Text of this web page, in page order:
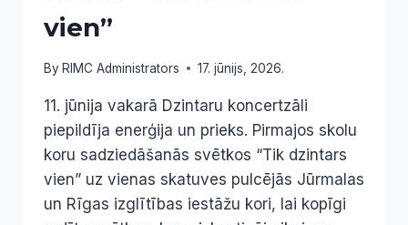
vien”
By RIMC Administrators 17. jūnijs, 2026.
11. jūnija vakarā Dzintaru koncertzāli
piepildīja enerģija un prieks. Pirmajos skolu
koru sadziedāšanās svētkos “Tik dzintars
vien” uz vienas skatuves pulcējās Jūrmalas
un Rīgas izglītības iestāžu kori, lai kopīgi